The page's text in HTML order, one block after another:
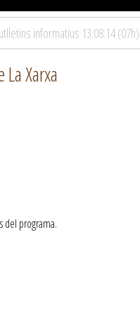
informatius 13.08.14 (07h)
Xarxa
del programa.